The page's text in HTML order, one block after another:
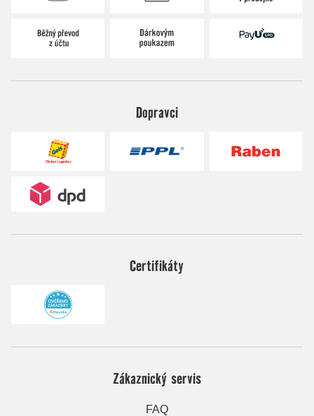
Dopravci
Certifikáty
Zákaznický servis
FAQ